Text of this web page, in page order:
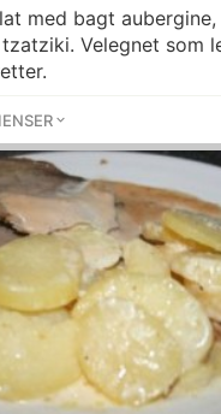
med bagt aubergine,
Velegnet som